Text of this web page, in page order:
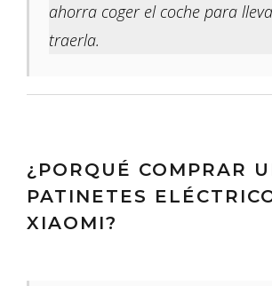
ahorra coger el coche para
traerla.
¿PORQUÉ COMPRAR
PATINETES
XIAOMI?